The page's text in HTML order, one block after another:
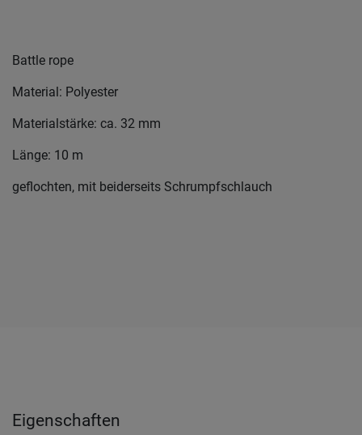
Battle rope
Material: Polyester
Materialstärke: ca. 32 mm
Länge: 10 m
geflochten, mit beiderseits Schrumpfschlauch
Eigenschaften